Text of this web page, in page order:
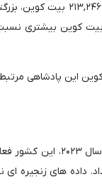
را در اختیار داشتند. ایالات متحده با ۲۱۳,۲۴۶
چهارم قرار دارد و بیت کوین بیشتری
این پادشاهی مرتبط
بوتان چندین سال است که به استخراج بیت کوین می پردازد و ابتدا این فعالیت ها را مخفی نگه داشته
داده های زنجیره ای